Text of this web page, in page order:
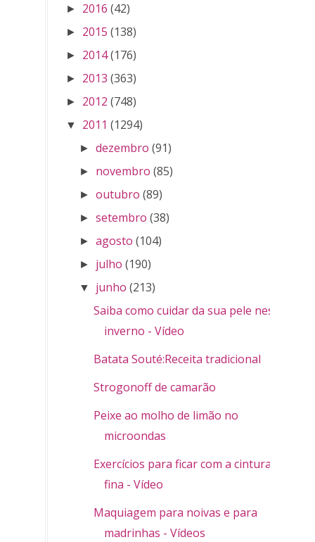
► 2016 (42)
► 2015 (138)
► 2014(176)
► 2013 (363)
► 2012 (748)
▼ 2011 (1294)
►dezembro (91)
► novembro (85)
►outubro (89)
►setembro (38)
►agosto (104)
► julho (190)
▼ junho (213)
Saiba como cuidar da sua pele nesse
inverno - Vídeo
Batata Souté:Receita tradicional
Strogonoff de camarão
Peixe ao molho de limão no
microondas
Exercícios para ficar com a cintura
fina - Vídeo
Maquiagem para noivas e para
madrinhas - Vídeos